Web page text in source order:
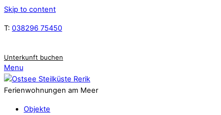
Skip to content
T: 038296 75450
Unterkunft buchen
Menu
Ferienwohnungen am Meer
Objekte